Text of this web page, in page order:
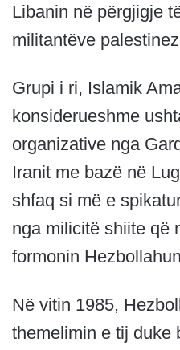
Libanin në përgjigje
militantëve
Grupi i ri, Islamik
konsiderueshme
organizative nga
Iranit me bazë në
shfaq si më e
nga milicitë shiite që
formonin
Në vitin 1985,
themelimin e tij duke